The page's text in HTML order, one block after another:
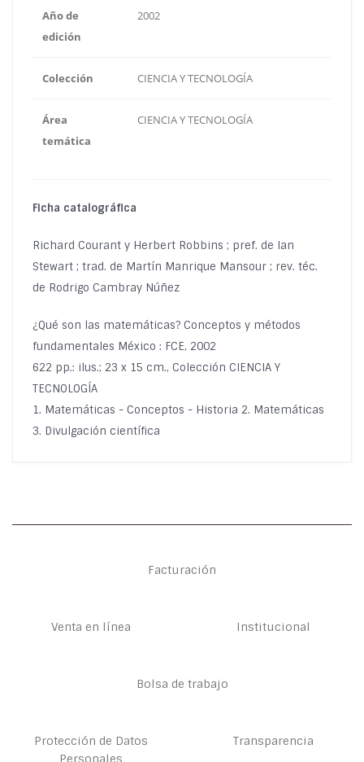
Año de
edición
2002
Colección CIENCIA Y TECNOLOGÍA
Área
temática
CIENCIA Y TECNOLOGÍA
Ficha catalográfica
Richard Courant y Herbert Robbins ; pref. de Ian
Stewart ; trad. de Martín Manrique Mansour ; rev. téc.
de Rodrigo Cambray Núñez
¿Qué son las matemáticas? Conceptos y métodos
fundamentales México : FCE, 2002
622 pp.: ilus.; 23 x 15 cm., Colección CIENCIA Y
TECNOLOGÍA
1. Matemáticas - Conceptos - Historia 2. Matemáticas
3. Divulgación científica
Facturación
Venta en línea Institucional
Bolsa de trabajo
Protección de Datos
Personales
Transparencia